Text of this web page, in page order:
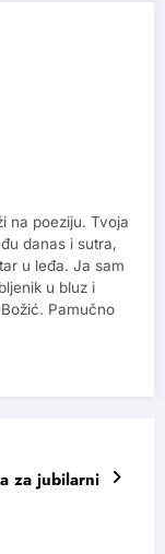
na poeziju. Tvoja
danas i sutra,
u leđa. Ja sam
u bluz i
Pamučno
za jubilarni